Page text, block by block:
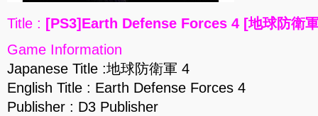
Title : [PS3]Earth Defense Forces 4 [地球防衛
Game Information
Japanese Title :地球防衛軍 4
English Title : Earth Defense Forces 4
Publisher : D3 Publisher